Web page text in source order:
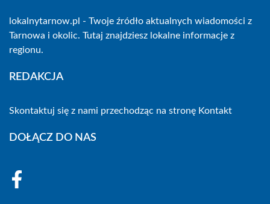
lokalnytarnow.pl - Twoje źródło aktualnych wiadomości z
Tarnowa i okolic. Tutaj znajdziesz lokalne informacje z
regionu.
REDAKCJA
Skontaktuj się z nami przechodząc na stronę Kontakt
DOŁĄCZ DO NAS